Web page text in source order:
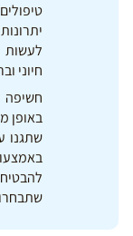
לעשות
חיוני
חשיפה
באופן
שתגנו
שתבחרו